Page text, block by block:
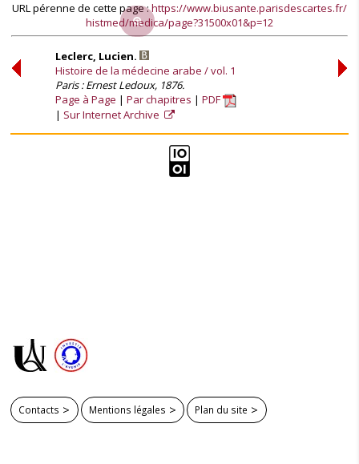
URL pérenne de cette page :https://www.biusante.parisdescartes.fr/
histmed/medica/page?31500x01&p=12
Leclerc, Lucien.
Histoire de la médecine arabe / vol. 1
Paris : Ernest Ledoux, 1876.
Page à Page
Par chapitres
PDF
Sur Internet Archive
Contacts Mentions légales Plan du site